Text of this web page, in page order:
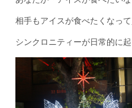
相手もアイスが食べたくなって
シンクロニティーが日常的に起